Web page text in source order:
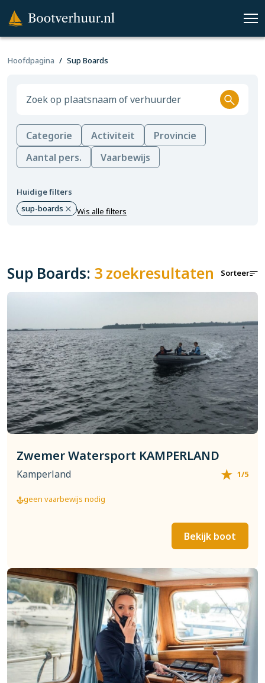
Hoofdpagina Sup Boards
Categorie Activiteit
Provincie
Aantal pers.
Vaarbewijs
Huidige filters
sup-boards
Wis alle filters
Sup Boards: 3 zoekresultaten Sorteer
Zwemer Watersport KAMPERLAND
Kamperland 1/5
geen vaarbewijs nodig
Bekijk boot